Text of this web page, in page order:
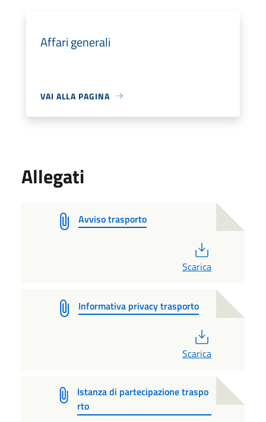
Affari generali
VAI ALLA PAGINA
Allegati
Avviso trasporto
Scarica
Informativa privacy trasporto
Scarica
Istanza di partecipazione traspo
rto